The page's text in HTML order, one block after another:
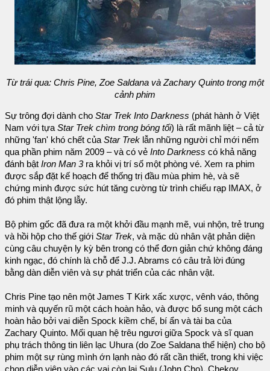
Từ trái qua: Chris Pine, Zoe Saldana và Zachary Quinto trong một
cảnh phim
Sự trông đợi dành cho Star Trek Into Darkness (phát hành ở Việt
Nam với tựa Star Trek chìm trong bóng tối) là rất mãnh liệt – cả từ
những 'fan' khó chết của Star Trek lẫn những người chỉ mới nếm
qua phần phim năm 2009 – và có vẻ Into Darkness có khả năng
đánh bật Iron Man 3ra khỏi vị trí số một phòng vé. Xem ra phim
được sắp đặt kế hoạch để thống trị đầu mùa phim hè, và sẽ
chứng minh được sức hút tăng cường từ trình chiếu rạp IMAX, ở
đó phim thật lộng lẫy.
Bộ phim gốc đã đưa ra một khởi đầu mạnh mẽ, vui nhộn, trẻ trung
và hồi hộp cho thế giới Star Trek, và mặc dù nhân vật phản diện
cùng câu chuyện ly kỳ bên trong có thể đơn giản chứ không đáng
kinh ngạc, đó chính là chỗ để J.J. Abrams có câu trả lời đúng
bằng dàn diễn viên và sự phát triển của các nhân vật.
Chris Pine tạo nên một James T Kirk xấc xược, vênh váo, thông
minh và quyến rũ một cách hoàn hảo, và được bổ sung một cách
hoàn hảo bởi vai diễn Spock kiềm chế, bí ẩn và tài ba của
Zachary Quinto. Mối quan hệ trêu ngươi giữa Spock và sĩ quan
phụ trách thông tin liên lạc Uhura (do Zoe Saldana thể hiện) cho bộ
phim một sự rùng mình ớn lạnh nào đó rất cần thiết, trong khi việc
chon diễn viên vào các vai còn lại Sulu (John Cho), Chekov